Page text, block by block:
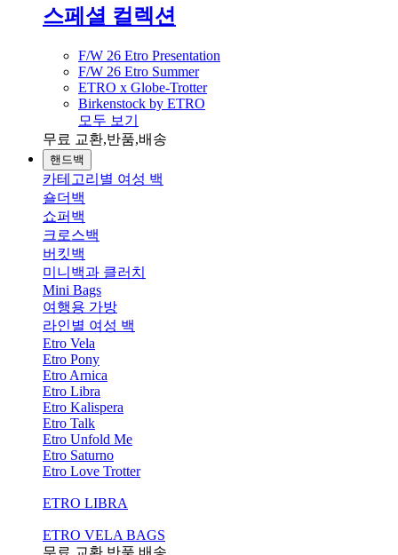
스페셜 컬렉션
F/W 26 Etro Presentation
F/W 26 Etro Summer
ETRO x Globe-Trotter
Birkenstock by ETRO
모두 보기
무료 교환,반품,배송
핸드백
카테고리별 여성 백
숄더백
쇼퍼백
크로스백
버킷백
미니백과 클러치
Mini Bags
여행용 가방
라인별 여성 백
Etro Vela
Etro Pony
Etro Arnica
Etro Libra
Etro Kalispera
Etro Talk
Etro Unfold Me
Etro Saturno
Etro Love Trotter
ETRO LIBRA
ETRO VELA BAGS
무료 교환,반품,배송